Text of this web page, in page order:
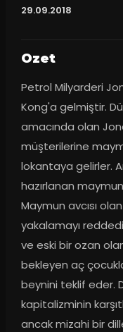
29.09.2018
Ozet
Petrol Milyarderi
Kong'a gelmiştir.
amacında olan
müşterilerine
lokantaya gelirler.
hazırlanan
Maymun avcısı
yakalamayı
ve eski bir ozan
bekleyen aç
beynini teklif eder.
kapitalizminin
ancak mizahi bir